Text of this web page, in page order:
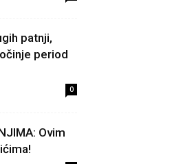
patnji,
period
0
Ovim